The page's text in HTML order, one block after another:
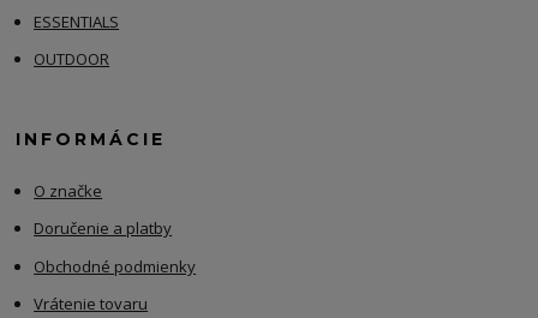
ESSENTIALS
OUTDOOR
INFORMÁCIE
O značke
Doručenie a platby
Obchodné podmienky
Vrátenie tovaru